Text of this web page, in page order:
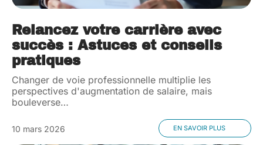
Relancez votre carrière avec
succès : Astuces et conseils
pratiques
Changer de voie professionnelle multiplie les
perspectives d'augmentation de salaire, mais
bouleverse…
10 mars 2026 EN SAVOIR PLUS